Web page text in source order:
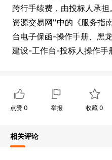
跨行手续费，由投标人承
资源交易网''中的《服务指
台电子保函-操作手册、黑
建设-工作台-投标人操作手
点赞 0 举报 收藏0
相关评论